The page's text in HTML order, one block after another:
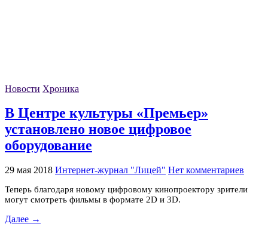
Новости Хроника
В Центре культуры «Премьер»
установлено новое цифровое
оборудование
29 мая 2018 Интернет-журнал "Лицей" Нет комментариев
Теперь благодаря новому цифровому кинопроектору зрители
могут смотреть фильмы в формате 2D и 3D.
Далее →